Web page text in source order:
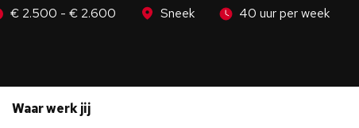
€ 2.500 - € 2.600 Sneek 40 uur per week
Waar werk jij